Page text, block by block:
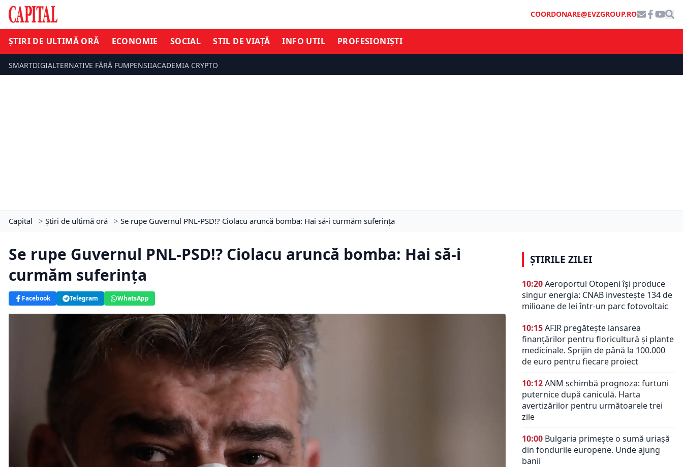
COORDONARE@EVZGROUP.RO
ȘTIRI DE ULTIMĂ ORĂ ECONOMIE SOCIAL STIL DE VIAȚĂ INFO UTIL PROFESIONIȘTI
SMARTDIGIALTERNATIVE FĂRĂ FUMPENSIIACADEMIA CRYPTO
Capital > Știri de ultimă oră > Se rupe Guvernul PNL-PSD!? Ciolacu aruncă bomba: Hai să-i curmăm suferința
Se rupe Guvernul PNL-PSD!? Ciolacu aruncă bomba: Hai să-i
curmăm suferința
Facebook Telegram WhatsApp
ȘTIRILE ZILEI
10:20Aeroportul Otopeni își produce
singur energia: CNAB investește 134 de
milioane de lei într-un parc fotovoltaic
10:15AFIR pregătește lansarea
finanțărilor pentru floricultură și plante
medicinale. Sprijin de până la 100.000
de euro pentru fiecare proiect
10:12ANM schimbă prognoza: furtuni
puternice după caniculă. Harta
avertizărilor pentru următoarele trei
zile
10:00 Bulgaria primește o sumă uriașă
din fondurile europene. Unde ajung
banii